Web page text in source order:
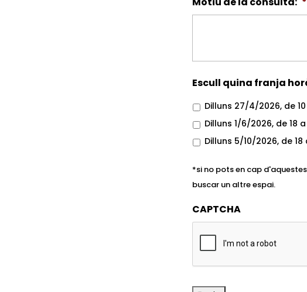
Escull quina franja
Dilluns 27/4/2026, de 10
Dilluns 1/6/2026, de 18
Dilluns 5/10/2026, de 18
*si no pots en cap
buscar un altre espai.
CAPTCHA